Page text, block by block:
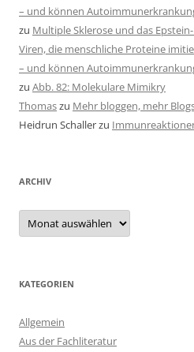
– und können
zu Multiple Sklerose und das
Viren, die menschliche Proteine
– und können
zu Abb. 82: Molekulare Mimikry
Thomaszu Mehr bloggen, mehr
Heidrun Schallerzu
ARCHIV
Archiv
KATEGORIEN
Allgemein
Aus der Fachliteratur